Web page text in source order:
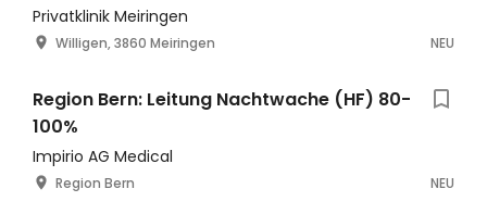
Privatklinik Meiringen
Willigen, 3860 Meiringen NEU
Region Bern: Leitung Nachtwache (HF) 80-
100%
Impirio AG Medical
Region Bern NEU